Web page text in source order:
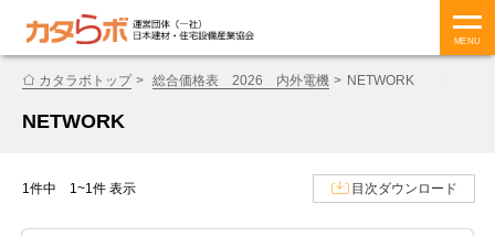
MENU
カタラボトップ 総合価格表 2026 内外電機 NETWORK
NETWORK
1件中 1~1件 表示 目次ダウンロード